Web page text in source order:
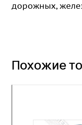
дорожных,
Похожие